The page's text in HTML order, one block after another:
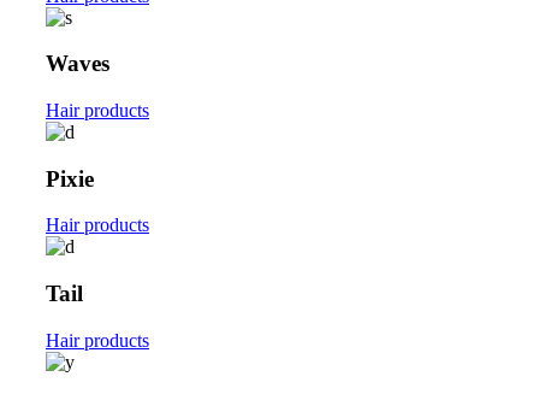
Waves
Hair products
Pixie
Hair products
Tail
Hair products